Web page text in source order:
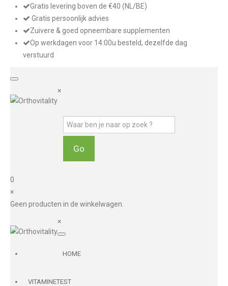
Gratis levering boven de €40 (NL/BE)
Gratis persoonlijk advies
Zuivere & goed opneembare supplementen
Op werkdagen voor 14:00u besteld, dezelfde dag
verstuurd
×
0
×
Geen producten in de winkelwagen.
×
HOME
VITAMINETEST